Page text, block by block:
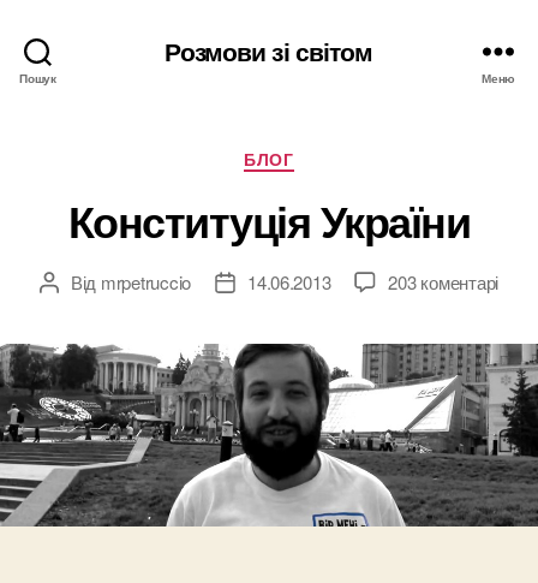
Пошук
Розмови зі світом
Меню
Категорії
БЛОГ
Конституція України
Автор
Від mrpetruccio
Дата14.06.2013 203 коментарі